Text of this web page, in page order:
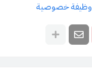
وظيفة خصوصية